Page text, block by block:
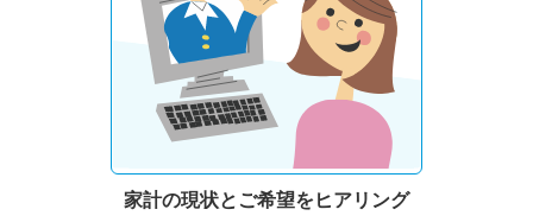
家計の現状と ご希望をヒアリング